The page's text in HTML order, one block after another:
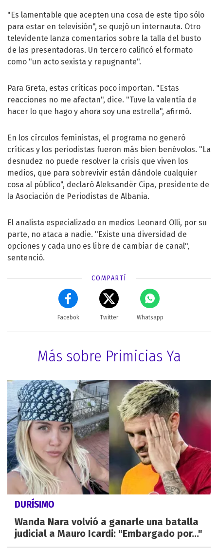
"Es lamentable que acepten una cosa de este tipo sólo
para estar en televisión", se quejó un internauta. Otro
televidente lanza comentarios sobre la talla del busto
de las presentadoras. Un tercero calificó el formato
como "un acto sexista y repugnante".
Para Greta, estas críticas poco importan. "Estas
reacciones no me afectan", dice. "Tuve la valentía de
hacer lo que hago y ahora soy una estrella", afirmó.
En los círculos feministas, el programa no generó
críticas y los periodistas fueron más bien benévolos. "La
desnudez no puede resolver la crisis que viven los
medios, que para sobrevivir están dándole cualquier
cosa al público", declaró Aleksandër Cipa, presidente de
la Asociación de Periodistas de Albania.
El analista especializado en medios Leonard Olli, por su
parte, no ataca a nadie. "Existe una diversidad de
opciones y cada uno es libre de cambiar de canal",
sentenció.
COMPARTÍ
Facebok Twitter Whatsapp
Más sobre Primicias Ya
DURÍSIMO
Wanda Nara volvió a ganarle una batalla
judicial a Mauro Icardi: "Embargado por..."